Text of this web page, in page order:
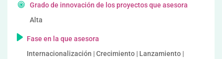
Grado de innovación de los proyectos que asesora
Alta
Fase en la que asesora
Internacionalización | Crecimiento | Lanzamiento |